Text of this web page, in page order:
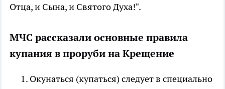
Отца, и Сына, и Святого Духа!".
МЧС рассказали основные правила
купания в проруби на Крещение
Окунаться (купаться) следует в специально